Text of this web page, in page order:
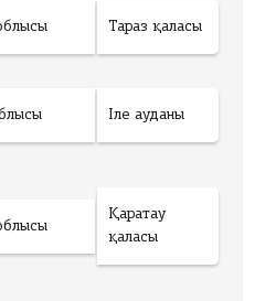
Тараз қаласы
Іле ауданы
Қаратау
қаласы